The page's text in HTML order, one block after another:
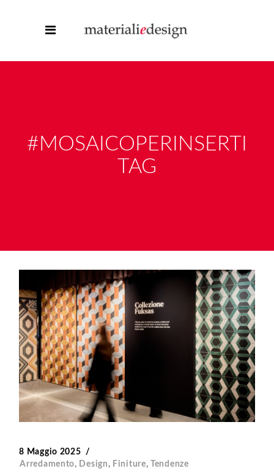
#MOSAICOPERINSERTI
TAG
8 Maggio 2025
Arredamento, Design, Finiture,Tendenze